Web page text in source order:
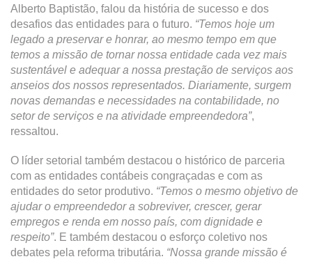
Alberto Baptistão, falou da história de sucesso e dos
desafios das entidades para o futuro. “Temos hoje um
legado a preservar e honrar, ao mesmo tempo em que
temos a missão de tornar nossa entidade cada vez mais
sustentável e adequar a nossa prestação de serviços aos
anseios dos nossos representados. Diariamente, surgem
novas demandas e necessidades na contabilidade, no
setor de serviços e na atividade empreendedora”,
ressaltou.
O líder setorial também destacou o histórico de parceria
com as entidades contábeis congraçadas e com as
entidades do setor produtivo. “Temos o mesmo objetivo de
ajudar o empreendedor a sobreviver, crescer, gerar
empregos e renda em nosso país, com dignidade e
respeito”. E também destacou o esforço coletivo nos
debates pela reforma tributária. “Nossa grande missão é